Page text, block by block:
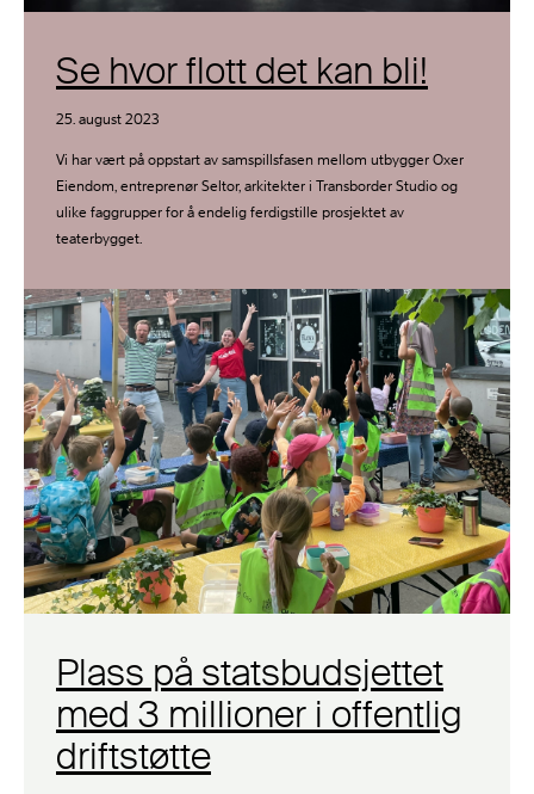
Se hvor flott det kan bli!
25. august 2023
Vi har vært på oppstart av samspillsfasen mellom utbygger Oxer
Eiendom, entreprenør Seltor, arkitekter i Transborder Studio og
ulike faggrupper for å endelig ferdigstille prosjektet av
teaterbygget.
Plass på statsbudsjettet
med 3 millioner i offentlig
driftstøtte